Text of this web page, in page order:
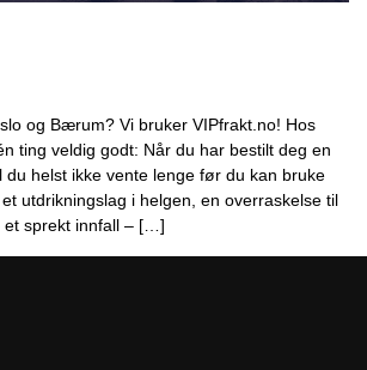
og Bærum? Vi bruker VIPfrakt.no! Hos
ting veldig godt: Når du har bestilt deg en
du helst ikke vente lenge før du kan bruke
utdrikningslag i helgen, en overraskelse til
sprekt innfall – […]